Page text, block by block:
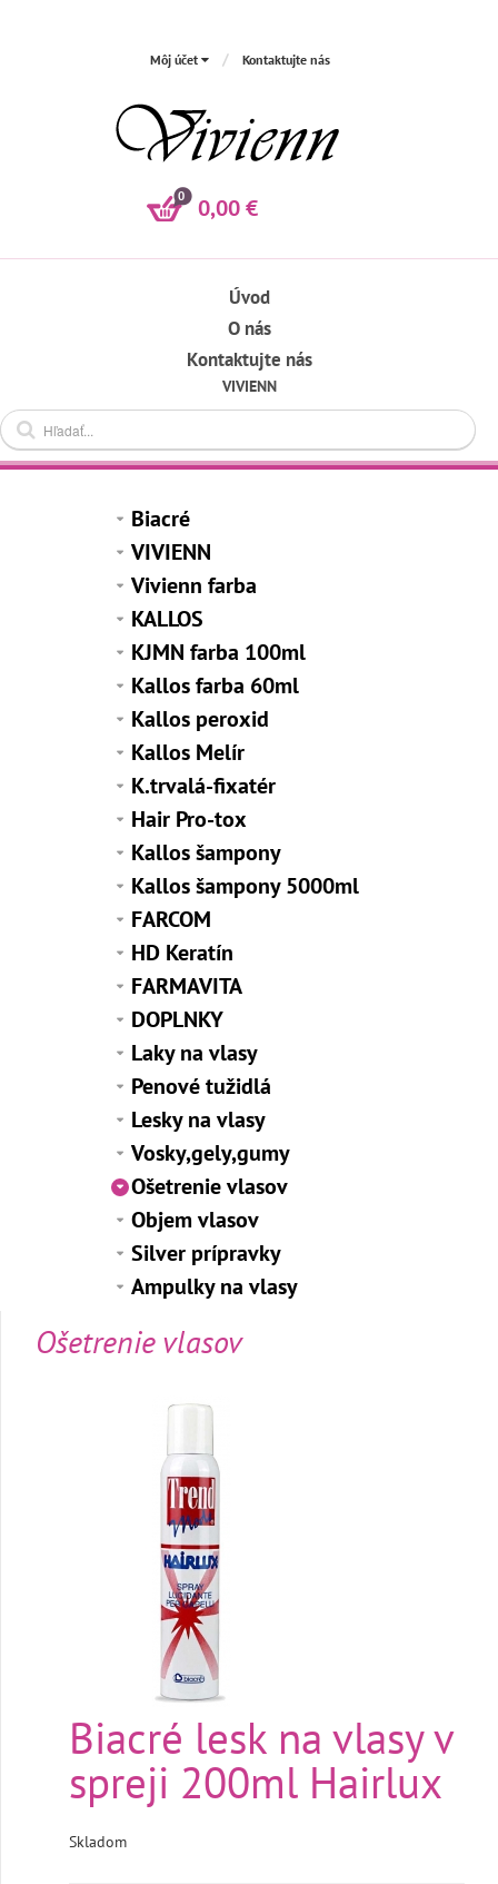
Môj účet Kontaktujte nás
0 0,00 €
Úvod
O nás
Kontaktujte nás
VIVIENN
Biacré
VIVIENN
Vivienn farba
KALLOS
KJMN farba 100ml
Kallos farba 60ml
Kallos peroxid
Kallos Melír
K.trvalá-fixatér
Hair Pro-tox
Kallos šampony
Kallos šampony 5000ml
FARCOM
HD Keratín
FARMAVITA
DOPLNKY
Laky na vlasy
Penové tužidlá
Lesky na vlasy
Vosky,gely,gumy
Ošetrenie vlasov
Objem vlasov
Silver prípravky
Ampulky na vlasy
Ošetrenie vlasov
Biacré lesk na vlasy v
spreji 200ml Hairlux
Skladom